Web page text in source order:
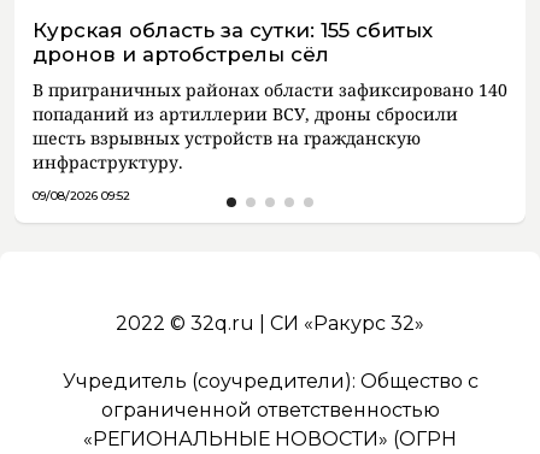
Курская область за сутки: 155 сбитых
дронов и артобстрелы сёл
В приграничных районах области зафиксировано 140
попаданий из артиллерии ВСУ, дроны сбросили
шесть взрывных устройств на гражданскую
инфраструктуру.
09/08/2026 09:52
2022 © 32q.ru | СИ «Ракурс 32»
Учредитель (соучредители): Общество с
ограниченной ответственностью
«РЕГИОНАЛЬНЫЕ НОВОСТИ» (ОГРН